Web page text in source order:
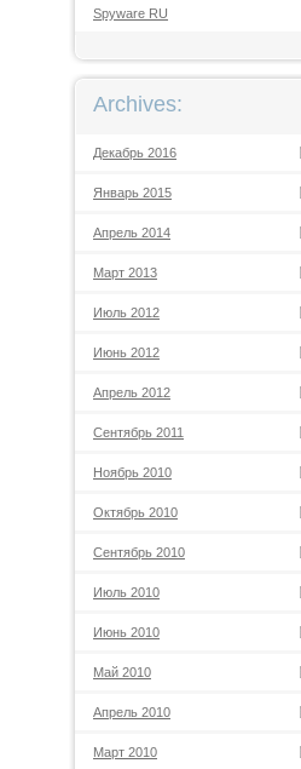
Spyware RU
Archives:
Декабрь 2016
Январь 2015
Апрель 2014
Март 2013
Июль 2012
Июнь 2012
Апрель 2012
Сентябрь 2011
Ноябрь 2010
Октябрь 2010
Сентябрь 2010
Июль 2010
Июнь 2010
Май 2010
Апрель 2010
Март 2010